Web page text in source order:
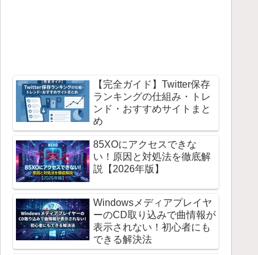
【完全ガイド】Twitter保存
ランキングの仕組み・トレ
ンド・おすすめサイトまと
め
85XOにアクセスできな
い！原因と対処法を徹底解
説【2026年版】
Windowsメディアプレイヤ
ーのCD取り込みで曲情報が
表示されない！初心者にも
できる解決法